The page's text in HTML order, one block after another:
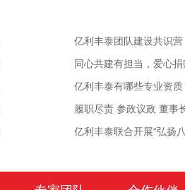
亿利丰泰团队建设共识营
同心共建有担当，爱心
亿利丰泰有哪些专业资质
履职尽责 参政议政 董事
亿利丰泰联合开展“弘扬